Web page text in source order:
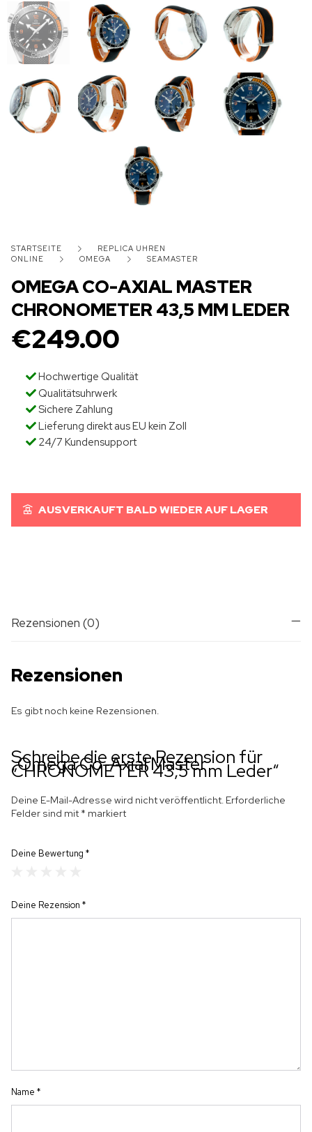
STARTSEITE
REPLICA UHREN
ONLINE
OMEGA SEAMASTER
OMEGA CO-AXIAL MASTER
CHRONOMETER 43,5 MM LEDER
€249.00
Hochwertige Qualität
Qualitätsuhrwerk
Sichere Zahlung
Lieferung direkt aus EU kein Zoll
24/7 Kundensupport
AUSVERKAUFT BALD WIEDER AUF LAGER
Rezensionen (0)
Rezensionen
Es gibt noch keine Rezensionen.
Schreibe die erste Rezension für
„Omega Co-Axial Master
CHRONOMETER 43,5 mm Leder“
Deine E-Mail-Adresse wird nicht veröffentlicht. Erforderliche
Felder sind mit * markiert
Deine Bewertung *
Deine Rezension *
Name *